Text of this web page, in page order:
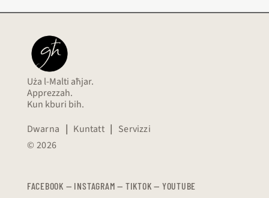
Uża l-Malti aħjar.
Apprezzah.
Kun kburi bih.
Dwarna | Kuntatt | Servizzi
© 2026
FACEBOOK — INSTAGRAM — TIKTOK — YOUTUBE